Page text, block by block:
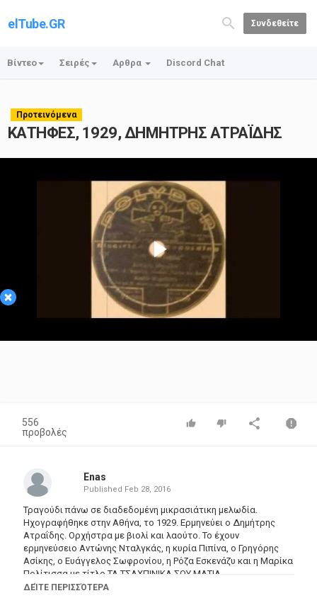
elTube.GR Συνδεθείτε
Βίντεο Σειρές Αρθρα Discord Chat
Προτεινόμενα
ΚΑΤΗΦΕΣ, 1929, ΔΗΜΗΤΡΗΣ ΑΤΡΑΪΔΗΣ
×
Play
Video
556
προβολές
Enas
Published Feb 28, 2016
Τραγούδι πάνω σε διαδεδομένη μικρασιάτικη μελωδία.
Ηχογραφήθηκε στην Αθήνα, το 1929. Ερμηνεύει ο Δημήτρης
Ατραΐδης. Ορχήστρα με βιολί και λαούτο. Το έχουν
ερμηνεύσειο Αντώνης Νταλγκάς, η κυρία Πιπίνα, ο Γρηγόρης
Ασίκης, ο Ευάγγελος Σωφρονίου, η Ρόζα Εσκενάζυ και η Μαρίκα
Πολίτισσα με τίτλο ΤΑ ΤΣΑΧΠΙΝΙΚΑ ΣΟΥ ΜΑΤΙΑ.
DIMITRIS ATRAIDIS, KATIFES
ΔΕΊΤΕ ΠΕΡΙΣΣΌΤΕΡΑ